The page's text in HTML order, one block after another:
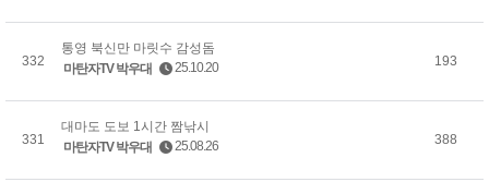
332
통영 북신만 마릿수 감성돔
마탄자TV 박우대
25.10.20 193
331
대마도 도보 1시간 짬낚시
마탄자TV 박우대
25.08.26 388